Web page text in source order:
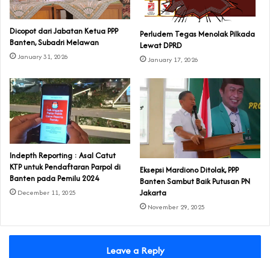
Dicopot dari Jabatan Ketua PPP
Banten, Subadri Melawan
January 31, 2026
Perludem Tegas Menolak Pilkada
Lewat DPRD
January 17, 2026
Indepth Reporting : Asal Catut
KTP untuk Pendaftaran Parpol di
Banten pada Pemilu 2024
December 11, 2025
Eksepsi Mardiono Ditolak, PPP
Banten Sambut Baik Putusan PN
Jakarta
November 29, 2025
Leave a Reply